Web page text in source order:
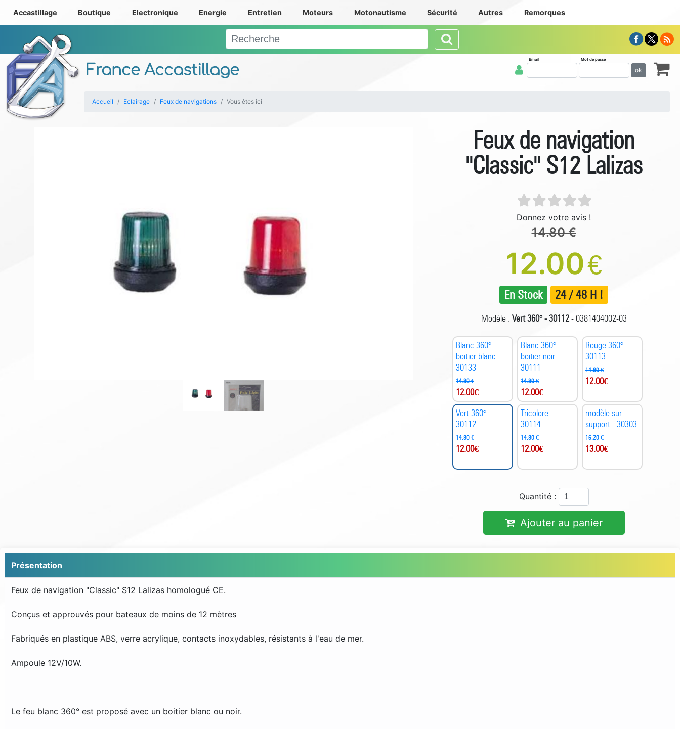
France Accastillage
Accastillage Boutique Electronique Energie Entretien Moteurs Motonautisme Sécurité Autres Remorques
Email Mot de passe
ok
Accueil Eclairage Feux de navigations Vous êtes ici
Feux de navigation
''Classic'' S12 Lalizas
Donnez votre avis !
14.80 €
12.00€
En Stock 24 / 48 H !
Modèle : Vert 360° - 30112- 0381404002-03
Blanc 360°
boitier blanc -
30133
14.80 €
12.00€
Blanc 360°
boitier noir -
30111
14.80 €
12.00€
Rouge 360° -
30113
14.80 €
12.00€
Vert 360° -
30112
14.80 €
12.00€
Tricolore -
30114
14.80 €
12.00€
modèle sur
support - 30303
16.20 €
13.00€
Quantité :
Ajouter au panier
Présentation
Feux de navigation "Classic" S12 Lalizas homologué CE.
Conçus et approuvés pour bateaux de moins de 12 mètres
Fabriqués en plastique ABS, verre acrylique, contacts inoxydables, résistants à l'eau de mer.
Ampoule 12V/10W.
Le feu blanc 360° est proposé avec un boitier blanc ou noir.